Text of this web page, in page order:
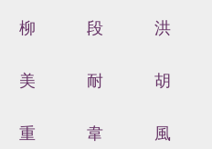
柳 段 洪
美 耐 胡
重 韋 風